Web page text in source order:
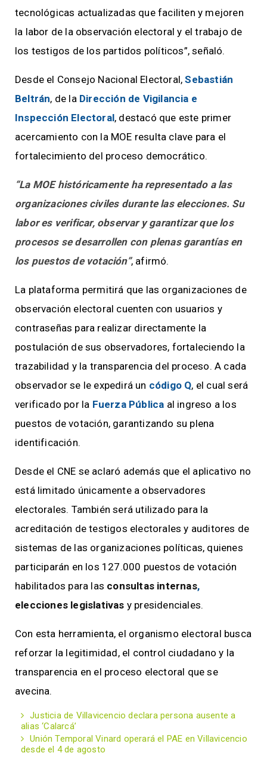
tecnológicas actualizadas que faciliten y mejoren
la labor de la observación electoral y el trabajo de
los testigos de los partidos políticos”, señaló.
Desde el Consejo Nacional Electoral,Sebastián
Beltrán, de la Dirección de Vigilancia e
Inspección Electoral, destacó que este primer
acercamiento con la MOE resulta clave para el
fortalecimiento del proceso democrático.
“La MOE históricamente ha representado a las
organizaciones civiles durante las elecciones. Su
labor es verificar, observar y garantizar que los
procesos se desarrollen con plenas garantías en
los puestos de votación”, afirmó.
La plataforma permitirá que las organizaciones de
observación electoral cuenten con usuarios y
contraseñas para realizar directamente la
postulación de sus observadores, fortaleciendo la
trazabilidad y la transparencia del proceso. A cada
observador se le expedirá un código Q, el cual será
verificado por la Fuerza Pública al ingreso a los
puestos de votación, garantizando su plena
identificación.
Desde el CNE se aclaró además que el aplicativo no
está limitado únicamente a observadores
electorales. También será utilizado para la
acreditación de testigos electorales y auditores de
sistemas de las organizaciones políticas, quienes
participarán en los 127.000 puestos de votación
habilitados para las consultas internas,
elecciones legislativas y presidenciales.
Con esta herramienta, el organismo electoral busca
reforzar la legitimidad, el control ciudadano y la
transparencia en el proceso electoral que se
avecina.
Justicia de Villavicencio declara persona ausente a
alias ‘Calarcá’
Unión Temporal Vinard operará el PAE en Villavicencio
desde el 4 de agosto